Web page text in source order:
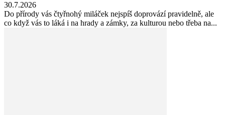
30.7.2026
Do přírody vás čtyřnohý miláček nejspíš doprovází pravidelně, ale
co když vás to láká i na hrady a zámky, za kulturou nebo třeba na...